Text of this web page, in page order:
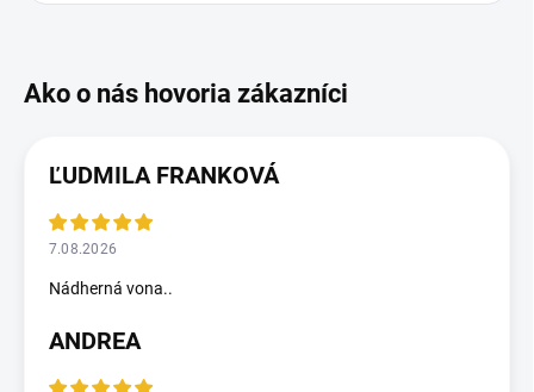
ĽUDMILA FRANKOVÁ
7.08.2026
Nádherná vona..
ANDREA